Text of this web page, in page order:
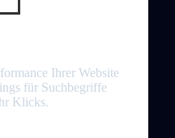
Ihrer Website
für Suchbegriffe
Klicks.